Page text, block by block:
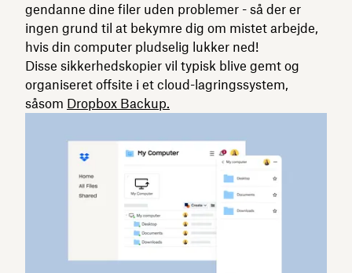
gendanne dine filer uden problemer - så der er
ingen grund til at bekymre dig om mistet arbejde,
hvis din computer pludselig lukker ned!
Disse sikkerhedskopier vil typisk blive gemt og
organiseret offsite i et cloud-lagringssystem,
såsom Dropbox Backup.